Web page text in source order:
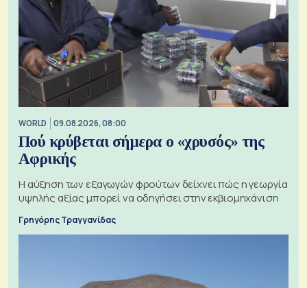
WORLD 09.08.2026, 08:00
Πού κρύβεται σήμερα ο «χρυσός» της
Αφρικής
Η αύξηση των εξαγωγών φρούτων δείχνει πώς η γεωργία
υψηλής αξίας μπορεί να οδηγήσει στην εκβιομηχάνιση
Γρηγόρης Τραγγανίδας